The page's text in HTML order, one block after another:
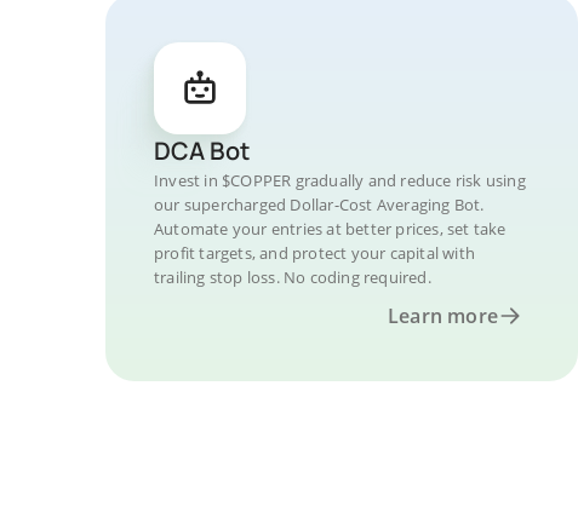
DCA Bot
Invest in $COPPER gradually and reduce risk using
our supercharged Dollar-Cost Averaging Bot.
Automate your entries at better prices, set take
profit targets, and protect your capital with
trailing stop loss. No coding required.
Learn more